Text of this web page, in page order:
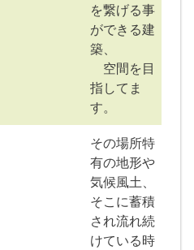
を繋げる事
ができる建
築、
空間を目
指してま
す。
その場所特
有の地形や
気候風土、
そこに蓄積
され流れ続
けている時